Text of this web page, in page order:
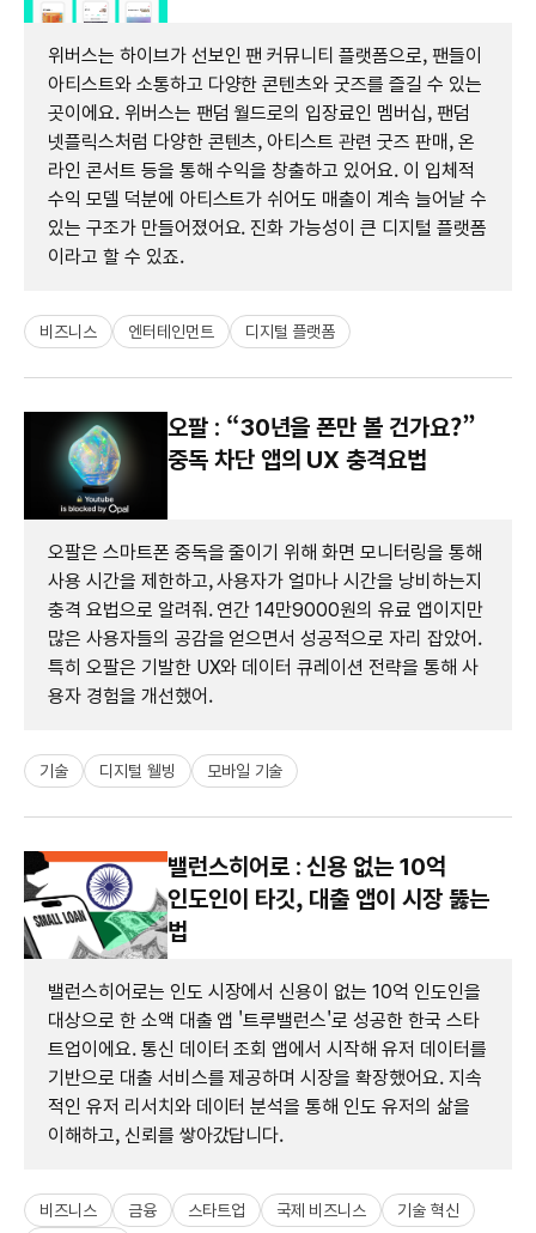
위버스는 하이브가 선보인 팬 커뮤니티 플랫폼으로, 팬들이
아티스트와 소통하고 다양한 콘텐츠와 굿즈를 즐길 수 있는
곳이에요. 위버스는 팬덤 월드로의 입장료인 멤버십, 팬덤
넷플릭스처럼 다양한 콘텐츠, 아티스트 관련 굿즈 판매, 온
라인 콘서트 등을 통해 수익을 창출하고 있어요. 이 입체적
수익 모델 덕분에 아티스트가 쉬어도 매출이 계속 늘어날 수
있는 구조가 만들어졌어요. 진화 가능성이 큰 디지털 플랫폼
이라고 할 수 있죠.
비즈니스 엔터테인먼트 디지털 플랫폼
오팔 : “30년을 폰만 볼 건가요?”
중독 차단 앱의 UX 충격요법
오팔은 스마트폰 중독을 줄이기 위해 화면 모니터링을 통해
사용 시간을 제한하고, 사용자가 얼마나 시간을 낭비하는지
충격 요법으로 알려줘. 연간 14만9000원의 유료 앱이지만
많은 사용자들의 공감을 얻으면서 성공적으로 자리 잡았어.
특히 오팔은 기발한 UX와 데이터 큐레이션 전략을 통해 사
용자 경험을 개선했어.
기술 디지털 웰빙 모바일 기술
밸런스히어로 : 신용 없는 10억
인도인이 타깃, 대출 앱이 시장 뚫는
법
밸런스히어로는 인도 시장에서 신용이 없는 10억 인도인을
대상으로 한 소액 대출 앱 '트루밸런스'로 성공한 한국 스타
트업이에요. 통신 데이터 조회 앱에서 시작해 유저 데이터를
기반으로 대출 서비스를 제공하며 시장을 확장했어요. 지속
적인 유저 리서치와 데이터 분석을 통해 인도 유저의 삶을
이해하고, 신뢰를 쌓아갔답니다.
비즈니스 금융 스타트업 국제 비즈니스
기술 혁신